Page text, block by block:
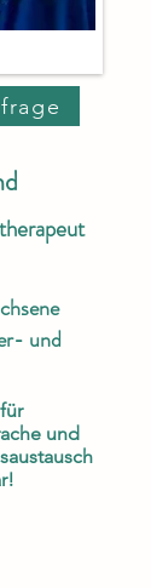
und
und
!